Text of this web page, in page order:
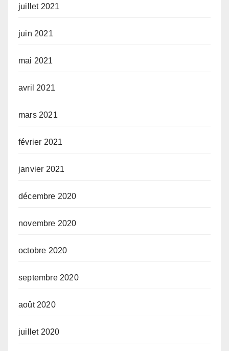
juillet 2021
juin 2021
mai 2021
avril 2021
mars 2021
février 2021
janvier 2021
décembre 2020
novembre 2020
octobre 2020
septembre 2020
août 2020
juillet 2020